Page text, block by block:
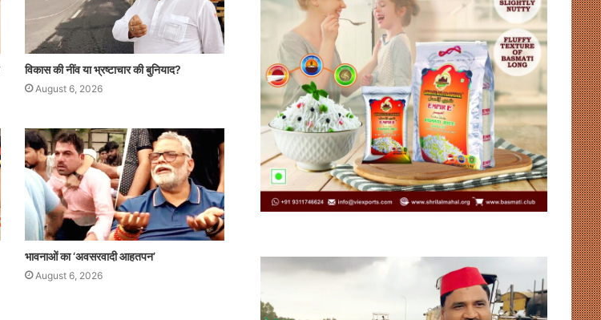
विकास की नींव या भ्रष्टाचार की बुनियाद?
August 6, 2026
भावनाओं का ‘अवसरवादी आहतपन’
August 6, 2026
लिसा
की
पहल